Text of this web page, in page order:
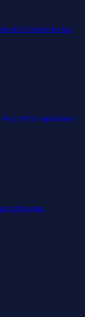
de tu marca en las
y GEO, explicados
solo lugar.